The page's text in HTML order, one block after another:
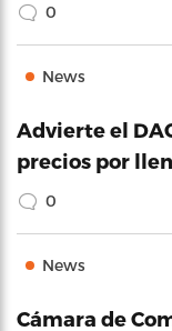
0
News
Advierte el
precios por
0
News
Cámara de